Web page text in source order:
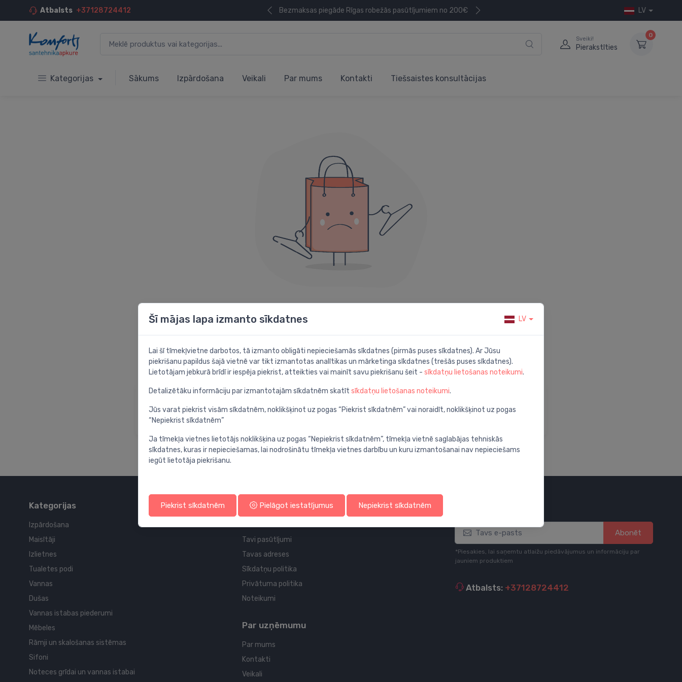
Atbalsts +37128724412 Bezmaksas piegāde Rīgas robežās pasūtījumiem no 200€ LV
Sveiki!
Pierakstīties
0
Kategorijas Sākums Izpārdošana Veikali Par mums Kontakti Tiešsaistes konsultācijas
404 kļūda
Iespējams noder kāda no šīm sadaļām:
Atgriezties sākumlapā
Atrodi ar detalizētu
Apmeklē mūsu palīdzības
Kategorijas
Izpārdošana
Maisītāji
Izlietnes
Tualetes podi
Vannas
Dušas
Vannas istabas piederumi
Mēbeles
Rāmji un skalošanas sistēmas
Sifoni
Noteces grīdai un vannas istabai
Profila un piegādes informācija
Tavs konts
Tavi pasūtījumi
Tavas adreses
Sīkdatņu politika
Privātuma politika
Noteikumi
Par uzņēmumu
Par mums
Kontakti
Veikali
Abonēt
*Piesakies, lai saņemtu atlaižu piedāvājumus un informāciju par
jauniem produktiem
Atbalsts: +37128724412
Šī mājas lapa izmanto sīkdatnes LV
Lai šī tīmekļvietne darbotos, tā izmanto obligāti nepieciešamās sīkdatnes (pirmās puses sīkdatnes). Ar Jūsu
piekrišanu papildus šajā vietnē var tikt izmantotas analītikas un mārketinga sīkdatnes (trešās puses sīkdatnes).
Lietotājam jebkurā brīdī ir iespēja piekrist, atteikties vai mainīt savu piekrišanu šeit - sīkdatņu lietošanas noteikumi.
Detalizētāku informāciju par izmantotajām sīkdatnēm skatīt sīkdatņu lietošanas noteikumi.
Jūs varat piekrist visām sīkdatnēm, noklikšķinot uz pogas “Piekrist sīkdatnēm” vai noraidīt, noklikšķinot uz pogas
“Nepiekrist sīkdatnēm”
Ja tīmekļa vietnes lietotājs noklikšķina uz pogas “Nepiekrist sīkdatnēm”, tīmekļa vietnē saglabājas tehniskās
sīkdatnes, kuras ir nepieciešamas, lai nodrošinātu tīmekļa vietnes darbību un kuru izmantošanai nav nepieciešams
iegūt lietotāja piekrišanu.
Piekrist sīkdatnēm Pielāgot iestatījumus Nepiekrist sīkdatnēm